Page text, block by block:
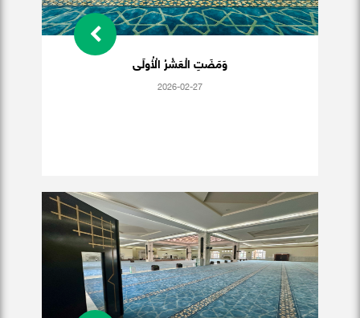
وَمَضَتِ الْعَشْرُ الْأُولَى
2026-02-27